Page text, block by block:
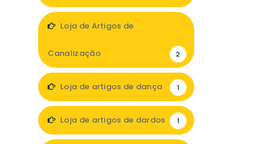
Loja de Artigos de
Canalização 2
Loja de artigos de dança 1
Loja de artigos de dardos 1